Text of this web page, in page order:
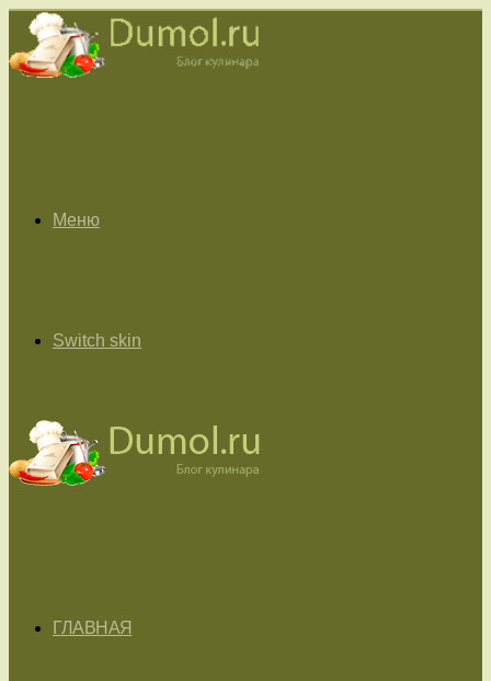
Меню
Switch skin
ГЛАВНАЯ